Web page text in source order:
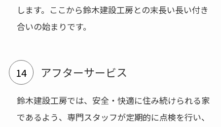
します。ここから鈴木建設工房との末長い長い付き
合いの始まりです。
アフターサービス
鈴木建設工房では、安全・快適に住み続けられる家
であるよう、専門スタッフが定期的に点検を行い、